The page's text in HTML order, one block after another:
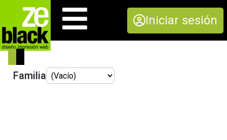
Iniciar sesión
Familia